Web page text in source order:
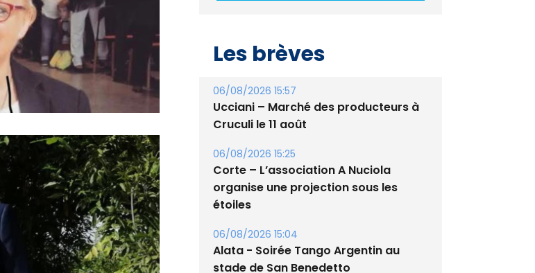
06/08/2026 15:57
Cruculi le 11 août
06/08/2026 15:25
organise une projection sous les
étoiles
06/08/2026 15:04
stade de San Benedetto
05/08/2026 09:53